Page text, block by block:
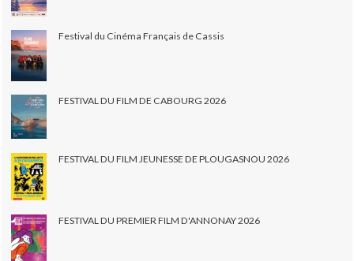
Festival du Cinéma Français de Cassis
FESTIVAL DU FILM DE CABOURG 2026
FESTIVAL DU FILM JEUNESSE DE PLOUGASNOU 2026
FESTIVAL DU PREMIER FILM D'ANNONAY 2026